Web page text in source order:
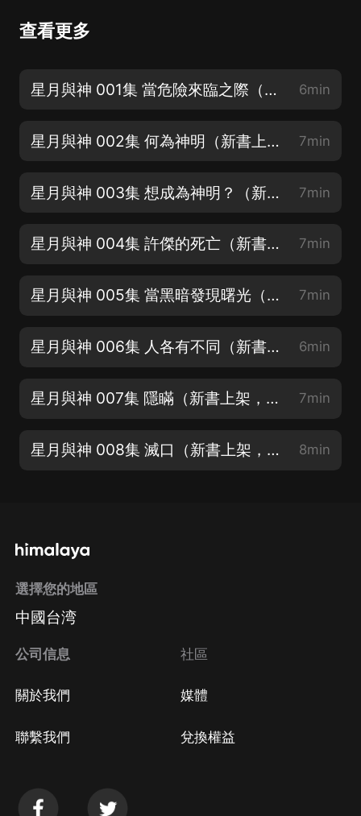
查看更多
星月與神 001集 當危險來臨之際（新書上架，求訂閱分享月票，啵唧~） 6min
星月與神 002集 何為神明（新書上架，求訂閱分享月票，啵唧~） 7min
星月與神 003集 想成為神明？（新書上架，求訂閱分享月票，啵唧~） 7min
星月與神 004集 許傑的死亡（新書上架，求訂閱分享月票，啵唧~） 7min
星月與神 005集 當黑暗發現曙光（新書上架，求訂閱分享月票，啵唧~） 7min
星月與神 006集 人各有不同（新書上架，求訂閱分享月票，啵唧~） 6min
星月與神 007集 隱瞞（新書上架，求訂閱分享月票，啵唧~） 7min
星月與神 008集 滅口（新書上架，求訂閱分享月票，啵唧~） 8min
選擇您的地區
中國台湾
公司信息
關於我們
聯繫我們
社區
媒體
兌換權益